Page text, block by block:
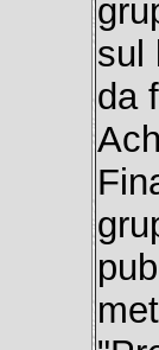
sul
da